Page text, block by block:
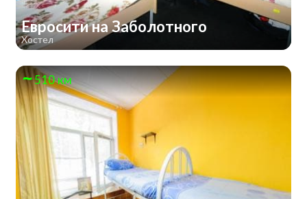
Евросити на Заболотного
Хостел
510 км